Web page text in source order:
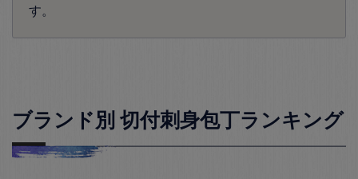
す。
ブランド別 切付刺身包丁ランキング